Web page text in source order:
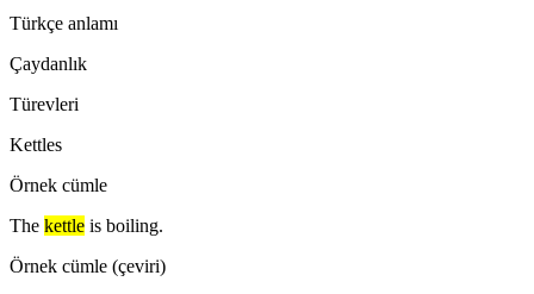
Türkçe anlamı
Çaydanlık
Türevleri
Kettles
Örnek cümle
The kettle is boiling.
Örnek cümle (çeviri)